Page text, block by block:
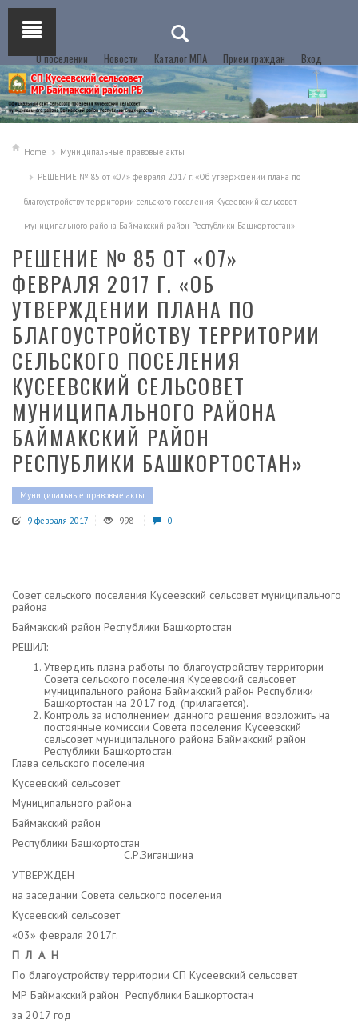
О поселении Новости Каталог МПА Прием граждан Вход
Home Муниципальные правовые акты
РЕШЕНИЕ № 85 от «07» февраля 2017 г. «Об утверждении плана по
благоустройству территории сельского поселения Кусеевский сельсовет
муниципального района Баймакский район Республики Башкортостан»
РЕШЕНИЕ № 85 ОТ «07»
ФЕВРАЛЯ 2017 Г. «ОБ
УТВЕРЖДЕНИИ ПЛАНА ПО
БЛАГОУСТРОЙСТВУ ТЕРРИТОРИИ
СЕЛЬСКОГО ПОСЕЛЕНИЯ
КУСЕЕВСКИЙ СЕЛЬСОВЕТ
МУНИЦИПАЛЬНОГО РАЙОНА
БАЙМАКСКИЙ РАЙОН
РЕСПУБЛИКИ БАШКОРТОСТАН»
Муниципальные правовые акты
9 февраля 2017 998 0
Совет сельского поселения Кусеевский сельсовет муниципального
района
Баймакский район Республики Башкортостан
РЕШИЛ:
Утвердить плана работы по благоустройству территории
Совета сельского поселения Кусеевский сельсовет
муниципального района Баймакский район Республики
Башкортостан на 2017 год. (прилагается).
Контроль за исполнением данного решения возложить на
постоянные комиссии Совета поселения Кусеевский
сельсовет муниципального района Баймакский район
Республики Башкортостан.
Глава сельского поселения
Кусеевский сельсовет
Муниципального района
Баймакский район
Республики Башкортостан
С.Р.Зиганшина
УТВЕРЖДЕН
на заседании Совета сельского поселения
Кусеевский сельсовет
«03» февраля 2017г.
П Л А Н
По благоустройству территории СП Кусеевский сельсовет
МР Баймакский район Республики Башкортостан
за 2017 год